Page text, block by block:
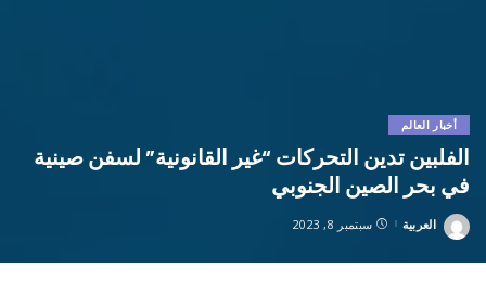
أخبار العالم
الفلبين تدين التحركات “غير القانونية” لسفن صينية
في بحر الصين الجنوبي
Posted
العربية سبتمبر 8, 2023